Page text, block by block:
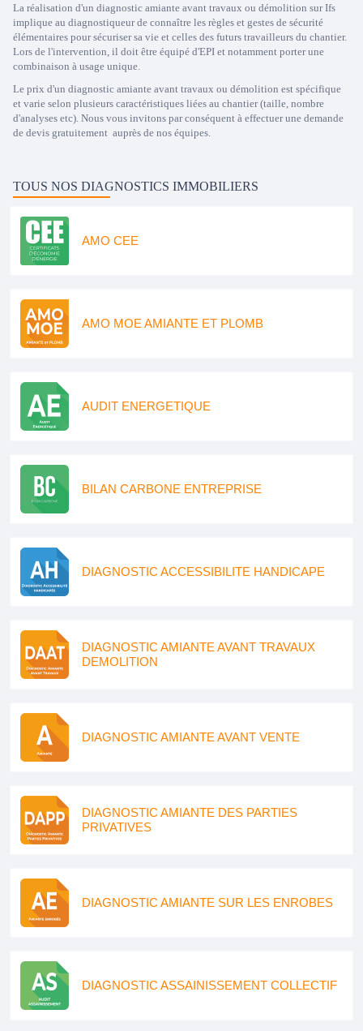
La réalisation d'un diagnostic amiante avant travaux ou démolition sur Ifs
implique au diagnostiqueur de connaître les règles et gestes de sécurité
élémentaires pour sécuriser sa vie et celles des futurs travailleurs du chantier.
Lors de l'intervention, il doit être équipé d'EPI et notamment porter une
combinaison à usage unique.
Le prix d'un diagnostic amiante avant travaux ou démolition est spécifique
et varie selon plusieurs caractéristiques liées au chantier (taille, nombre
d'analyses etc). Nous vous invitons par conséquent à effectuer une demande
de devis gratuitement auprès de nos équipes.
TOUS NOS DIAGNOSTICS IMMOBILIERS
AMO CEE
AMO MOE AMIANTE ET PLOMB
AUDIT ENERGETIQUE
BILAN CARBONE ENTREPRISE
DIAGNOSTIC ACCESSIBILITE HANDICAPE
DIAGNOSTIC AMIANTE AVANT TRAVAUX
DEMOLITION
DIAGNOSTIC AMIANTE AVANT VENTE
DIAGNOSTIC AMIANTE DES PARTIES
PRIVATIVES
DIAGNOSTIC AMIANTE SUR LES ENROBES
DIAGNOSTIC ASSAINISSEMENT COLLECTIF